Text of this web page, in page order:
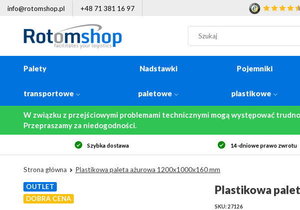
info@rotomshop.pl +48 71 381 16 97
Palety
transportowe
Nadstawki
paletowe
Pojemniki
plastikowe
W związku z przejściowymi problemami technicznymi mogą występować
Przepraszamy za niedogodności.
Szybka dostawa 14-dniowe prawo zwrotu
Strona główna Plastikowa paleta ażurowa 1200x1000x160 mm
OUTLET
DOBRA CENA
Plastikowa
SKU: 27126